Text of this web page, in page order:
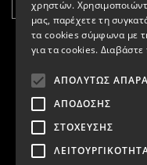
Copyright ©
χρηστών.
μας, παρέχετε τη
τα cookies σύμφωνα με
για τα cookies. Διαβάστε
ΑΠΟΛΎΤΩΣ
ΑΠΌΔΟΣΗΣ
ΣΤΌΧΕΥΣΗΣ